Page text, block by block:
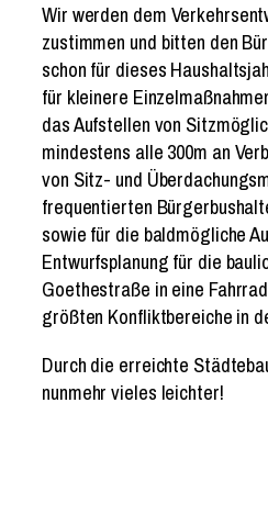
Wir werden dem
zustimmen und bitten den
schon für dieses
für kleinere
das Aufstellen von
mindestens alle 300m an
von Sitz- und
frequentierten
sowie für die baldmögliche
Entwurfsplanung für die
Goethestraße in eine
größten Konfliktbereiche in
Durch die erreichte
nunmehr vieles leichter!